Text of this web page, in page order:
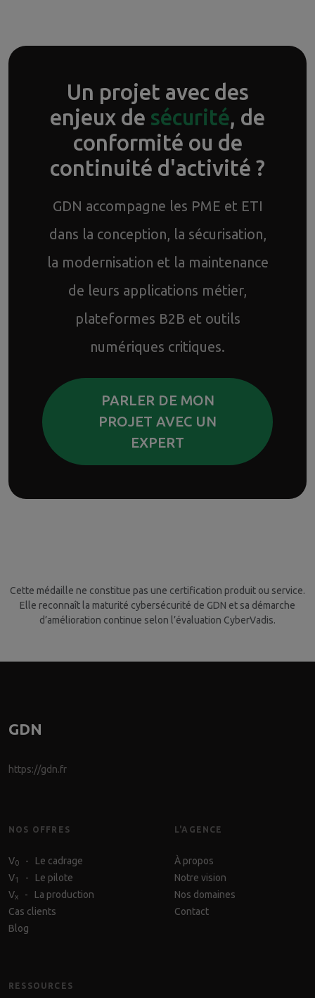
Un projet avec des
enjeux de sécurité, de
conformité ou de
continuité d'activité ?
GDN accompagne les PME et ETI
dans la conception, la sécurisation,
la modernisation et la maintenance
de leurs applications métier,
plateformes B2B et outils
numériques critiques.
PARLER DE MON
PROJET AVEC UN
EXPERT
Cette médaille ne constitue pas une certification produit ou service.
Elle reconnaît la maturité cybersécurité de GDN et sa démarche
d’amélioration continue selon l’évaluation CyberVadis.
GDN
https://gdn.fr
NOS OFFRES
V0
- Le cadrage
V1
- Le pilote
Vx
- La production
Cas clients
Blog
L'AGENCE
À propos
Notre vision
Nos domaines
Contact
RESSOURCES